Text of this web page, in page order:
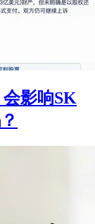
影响SK